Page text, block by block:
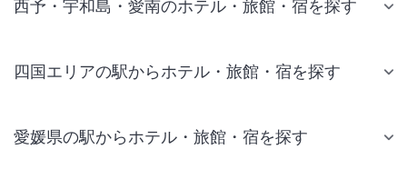
西予・宇和島・愛南のホテル・旅館・宿を探す
四国エリアの駅からホテル・旅館・宿を探す
愛媛県の駅からホテル・旅館・宿を探す